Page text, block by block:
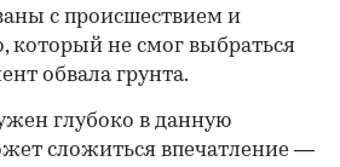
с происшествием и
который не смог выбраться
обвала грунта.
глубоко в данную
сложиться впечатление —